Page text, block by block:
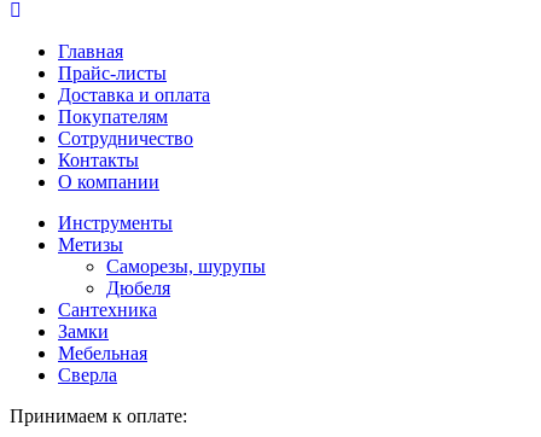
Главная
Прайс-листы
Доставка и оплата
Покупателям
Сотрудничество
Контакты
О компании
Инструменты
Метизы
Саморезы, шурупы
Дюбеля
Сантехника
Замки
Мебельная
Сверла
Принимаем к оплате: